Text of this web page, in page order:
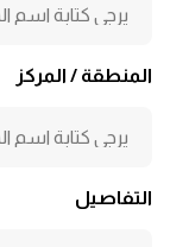
المنطقة / المركز
التفاصيل